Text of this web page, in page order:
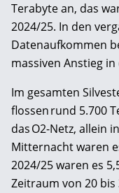
Terabyte an, das
2024/25. In den
Datenaufkommen
massiven Anstieg
Im gesamten
flossen rund 5.700
das O2-Netz, allein
Mitternacht waren
2024/25 waren es
Zeitraum von 20